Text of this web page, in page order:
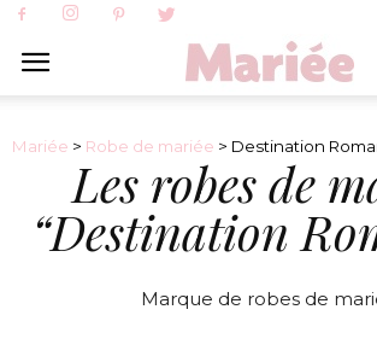
Mariée > Robe de mariée > Destination
Les robes de
“Destination
Marque de robes de